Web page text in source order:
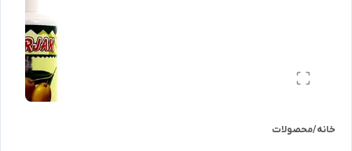
خانه/محصولات